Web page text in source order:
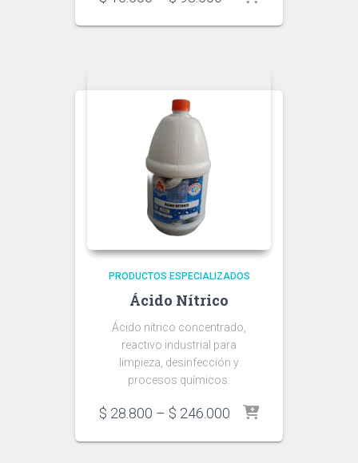
$ 15.500
PRODUCTOS ESPECIALIZADOS
Ácido Nítrico
Ácido nítrico concentrado,
reactivo industrial para
limpieza, desinfección y
procesos químicos.
$ 28.800 – $ 246.000 Price
$ 28.800